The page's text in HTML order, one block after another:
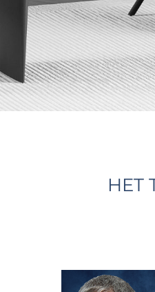
HET